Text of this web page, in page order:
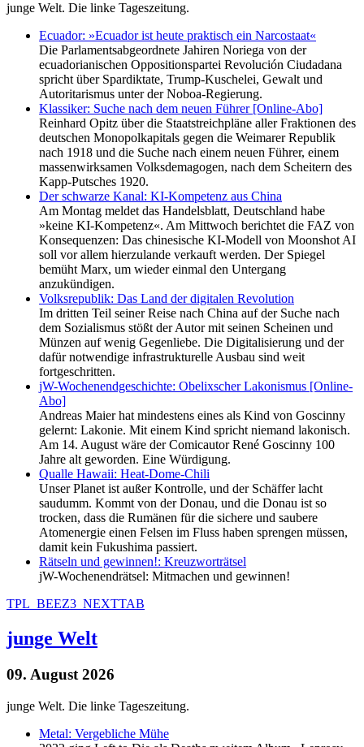
junge Welt. Die linke Tageszeitung.
Ecuador: »Ecuador ist heute praktisch ein Narcostaat«
Die Parlamentsabgeordnete Jahiren Noriega von der
ecuadorianischen Oppositionspartei Revolución Ciudadana
spricht über Spardiktate, Trump-Kuschelei, Gewalt und
Autoritarismus unter der Noboa-Regierung.
Klassiker: Suche nach dem neuen Führer [Online-Abo]
Reinhard Opitz über die Staatstreichpläne aller Fraktionen des
deutschen Monopolkapitals gegen die Weimarer Republik
nach 1918 und die Suche nach einem neuen Führer, einem
massenwirksamen Volksdemagogen, nach dem Scheitern des
Kapp-Putsches 1920.
Der schwarze Kanal: KI-Kompetenz aus China
Am Montag meldet das Handelsblatt, Deutschland habe
»keine KI-Kompetenz«. Am Mittwoch berichtet die FAZ von
Konsequenzen: Das chinesische KI-Modell von Moonshot AI
soll vor allem hierzulande verkauft werden. Der Spiegel
bemüht Marx, um wieder einmal den Untergang
anzukündigen.
Volksrepublik: Das Land der digitalen Revolution
Im dritten Teil seiner Reise nach China auf der Suche nach
dem Sozialismus stößt der Autor mit seinen Scheinen und
Münzen auf wenig Gegenliebe. Die Digitalisierung und der
dafür notwendige infrastrukturelle Ausbau sind weit
fortgeschritten.
jW-Wochenendgeschichte: Obelixscher Lakonismus [Online-
Abo]
Andreas Maier hat mindestens eines als Kind von Goscinny
gelernt: Lakonie. Mit einem Kind spricht niemand lakonisch.
Am 14. August wäre der Comicautor René Goscinny 100
Jahre alt geworden. Eine Würdigung.
Qualle Hawaii: Heat-Dome-Chili
Unser Planet ist außer Kontrolle, und der Schäffer lacht
saudumm. Kommt von der Donau, und die Donau ist so
trocken, dass die Rumänen für die sichere und saubere
Atomenergie einen Felsen im Fluss haben sprengen müssen,
damit kein Fukushima passiert.
Rätseln und gewinnen!: Kreuzworträtsel
jW-Wochenendrätsel: Mitmachen und gewinnen!
TPL_BEEZ3_NEXTTAB
junge Welt
09. August 2026
junge Welt. Die linke Tageszeitung.
Metal: Vergebliche Mühe